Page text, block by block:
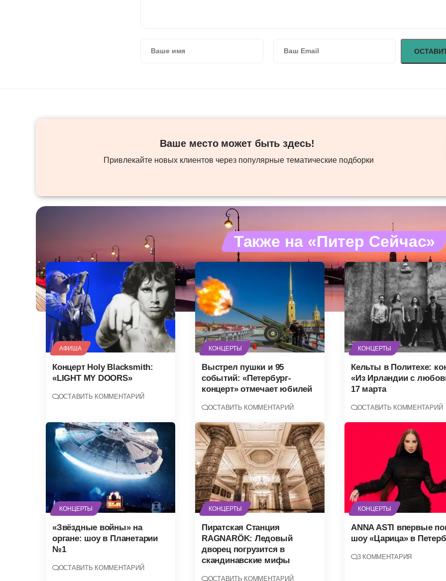
Ваше место может быть здесь! ​
Привлекайте новых клиентов через популярные тематические подборки
Также на «Питер Сейчас»
АФИША
Концерт Holy Blacksmith:
«LIGHT MY DOORS»
ОСТАВИТЬ КОММЕНТАРИЙ
КОНЦЕРТЫ
Выстрел пушки и 95
событий: «Петербург-
концерт» отмечает юбилей
ОСТАВИТЬ КОММЕНТАРИЙ
КОНЦЕРТЫ
Кельты в Политехе:
«Из Ирландии с
17 марта
ОСТАВИТЬ КОММЕНТАРИЙ
КОНЦЕРТЫ
«Звёздные войны» на
органе: шоу в Планетарии
№1
ОСТАВИТЬ КОММЕНТАРИЙ
КОНЦЕРТЫ
Пиратская Станция
RAGNARÖK: Ледовый
дворец погрузится в
скандинавские мифы
ОСТАВИТЬ КОММЕНТАРИЙ
КОНЦЕРТЫ
ANNA ASTI впервые
шоу «Царица» в
3 КОММЕНТАРИЯ